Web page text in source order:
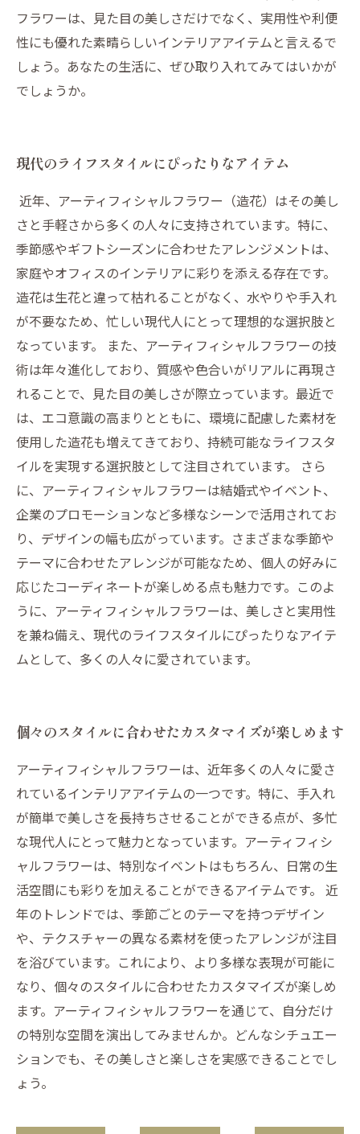
フラワーは、見た目の美しさだけでなく、実用性や利便
性にも優れた素晴らしいインテリアアイテムと言えるで
しょう。あなたの生活に、ぜひ取り入れてみてはいかが
でしょうか。
現代のライフスタイルにぴったりなアイテム
近年、アーティフィシャルフラワー（造花）はその美し
さと手軽さから多くの人々に支持されています。特に、
季節感やギフトシーズンに合わせたアレンジメントは、
家庭やオフィスのインテリアに彩りを添える存在です。
造花は生花と違って枯れることがなく、水やりや手入れ
が不要なため、忙しい現代人にとって理想的な選択肢と
なっています。 また、アーティフィシャルフラワーの技
術は年々進化しており、質感や色合いがリアルに再現さ
れることで、見た目の美しさが際立っています。最近で
は、エコ意識の高まりとともに、環境に配慮した素材を
使用した造花も増えてきており、持続可能なライフスタ
イルを実現する選択肢として注目されています。 さら
に、アーティフィシャルフラワーは結婚式やイベント、
企業のプロモーションなど多様なシーンで活用されてお
り、デザインの幅も広がっています。さまざまな季節や
テーマに合わせたアレンジが可能なため、個人の好みに
応じたコーディネートが楽しめる点も魅力です。このよ
うに、アーティフィシャルフラワーは、美しさと実用性
を兼ね備え、現代のライフスタイルにぴったりなアイテ
ムとして、多くの人々に愛されています。
個々のスタイルに合わせたカスタマイズが楽しめます
アーティフィシャルフラワーは、近年多くの人々に愛さ
れているインテリアアイテムの一つです。特に、手入れ
が簡単で美しさを長持ちさせることができる点が、多忙
な現代人にとって魅力となっています。アーティフィシ
ャルフラワーは、特別なイベントはもちろん、日常の生
活空間にも彩りを加えることができるアイテムです。 近
年のトレンドでは、季節ごとのテーマを持つデザイン
や、テクスチャーの異なる素材を使ったアレンジが注目
を浴びています。これにより、より多様な表現が可能に
なり、個々のスタイルに合わせたカスタマイズが楽しめ
ます。アーティフィシャルフラワーを通じて、自分だけ
の特別な空間を演出してみませんか。どんなシチュエー
ションでも、その美しさと楽しさを実感できることでし
ょう。